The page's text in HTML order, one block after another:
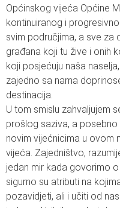
Općinskog vijeća Općine
kontinuiranog i
svim područjima, a sve za
građana koji tu žive i onih
koji posjećuju naša
zajedno sa nama
destinacija.
U tom smislu zahvaljujem
prošlog saziva, a
novim vijećnicima u ovom
vijeća. Zajedništvo,
jedan mir kada govorimo
sigurno su atributi na
pozavidjeti, ali i učiti od